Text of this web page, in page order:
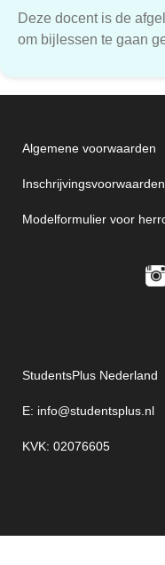
Deze docent is de
om bijlessen te gaan
Algemene voorwaarden
Inschrijvingsvoorwaarden
Modelformulier voor
StudentsPlus Nederland
E: info@studentsplus.nl
KVK: 02076605